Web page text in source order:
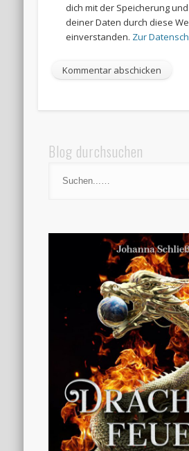
dich mit der Speicherung
deiner Daten durch diese
einverstanden. Zur
Blog durchsuchen